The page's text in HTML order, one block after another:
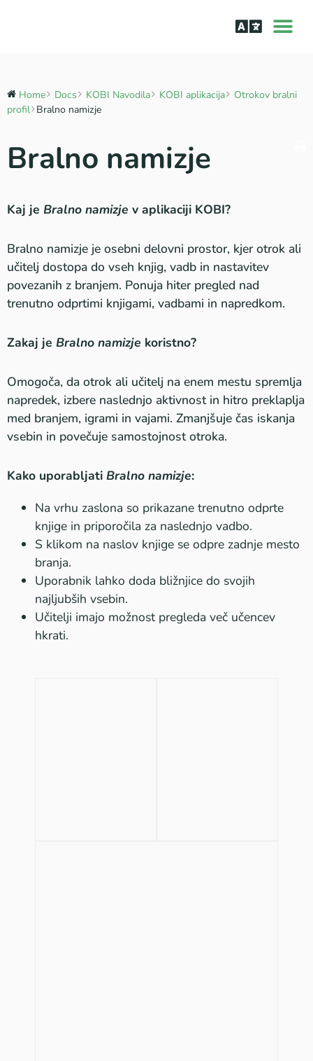
Home Docs KOBI Navodila KOBI aplikacija
Otrokov bralni
profil Bralno namizje
Bralno namizje
Kaj je Bralno namizje v aplikaciji KOBI?
Bralno namizje je osebni delovni prostor, kjer otrok ali
učitelj dostopa do vseh knjig, vadb in nastavitev
povezanih z branjem. Ponuja hiter pregled nad
trenutno odprtimi knjigami, vadbami in napredkom.
Zakaj je Bralno namizje koristno?
Omogoča, da otrok ali učitelj na enem mestu spremlja
napredek, izbere naslednjo aktivnost in hitro preklaplja
med branjem, igrami in vajami. Zmanjšuje čas iskanja
vsebin in povečuje samostojnost otroka.
Kako uporabljati Bralno namizje:
Na vrhu zaslona so prikazane trenutno odprte
knjige in priporočila za naslednjo vadbo.
S klikom na naslov knjige se odpre zadnje mesto
branja.
Uporabnik lahko doda bližnjice do svojih
najljubših vsebin.
Učitelji imajo možnost pregleda več učencev
hkrati.